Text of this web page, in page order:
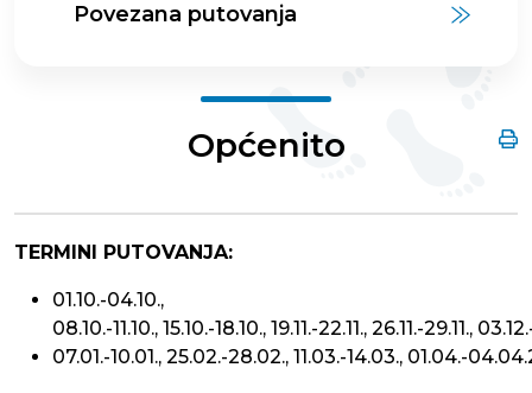
Povezana putovanja
Općenito
TERMINI PUTOVANJA:
01.10.-04.10.,
08.10.-11.10., 15.10.-18.10., 19.11.-22.11., 26.11.-29.11.,
07.01.-10.01., 25.02.-28.02., 11.03.-14.03., 01.04.-